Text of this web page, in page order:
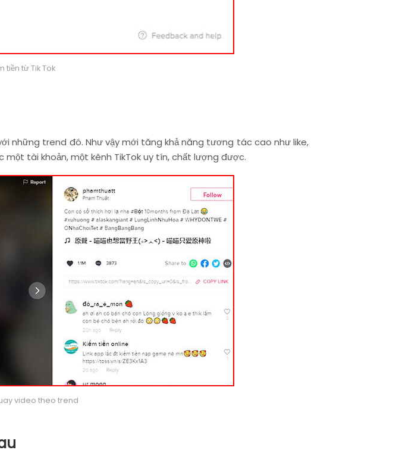
tiền từ Tik Tok
những trend đó. Như vậy mới tăng khả năng tương tác cao như like,
tài khoản, một kênh TikTok uy tín, chất lượng được.
video theo trend